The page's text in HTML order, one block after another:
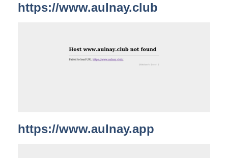
https://www.aulnay.club
https://www.aulnay.app